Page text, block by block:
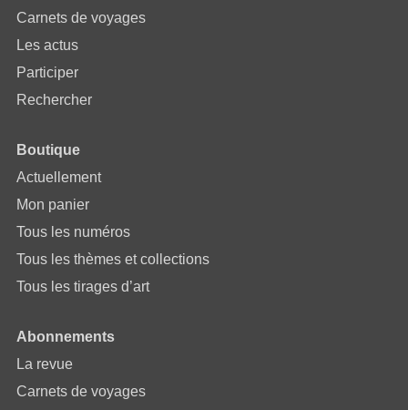
Carnets de voyages
Les actus
Participer
Rechercher
Boutique
Actuellement
Mon panier
Tous les numéros
Tous les thèmes et collections
Tous les tirages d’art
Abonnements
La revue
Carnets de voyages